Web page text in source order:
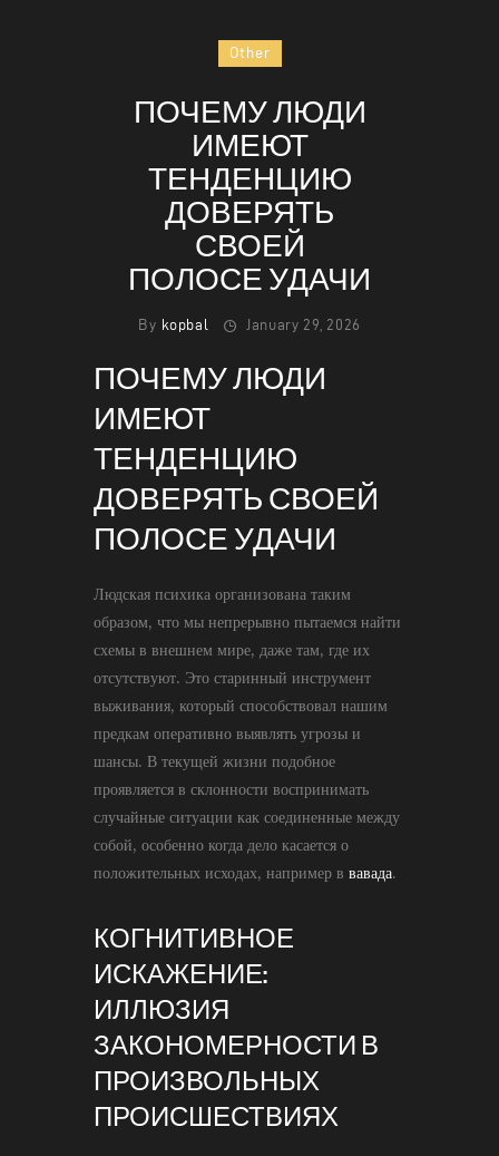
Other
ПОЧЕМУ ЛЮДИ
ИМЕЮТ
ТЕНДЕНЦИЮ
ДОВЕРЯТЬ
СВОЕЙ
ПОЛОСЕ УДАЧИ
By kopbal January 29, 2026
ПОЧЕМУ ЛЮДИ
ИМЕЮТ
ТЕНДЕНЦИЮ
ДОВЕРЯТЬ СВОЕЙ
ПОЛОСЕ УДАЧИ
Людская психика организована таким
образом, что мы непрерывно пытаемся найти
схемы в внешнем мире, даже там, где их
отсутствуют. Это старинный инструмент
выживания, который способствовал нашим
предкам оперативно выявлять угрозы и
шансы. В текущей жизни подобное
проявляется в склонности воспринимать
случайные ситуации как соединенные между
собой, особенно когда дело касается о
положительных исходах, например в вавада.
КОГНИТИВНОЕ
ИСКАЖЕНИЕ:
ИЛЛЮЗИЯ
ЗАКОНОМЕРНОСТИ В
ПРОИЗВОЛЬНЫХ
ПРОИСШЕСТВИЯХ